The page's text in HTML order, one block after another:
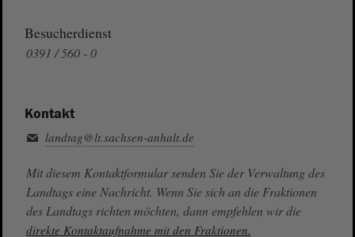
Besucherdienst
0391 / 560 - 0
Kontakt
landtag@lt.sachsen-anhalt.de
Mit diesem Kontaktformular senden Sie der Verwaltung des
Landtags eine Nachricht. Wenn Sie sich an die Fraktionen
des Landtags richten möchten, dann empfehlen wir die
direkte Kontaktaufnahme mit den Fraktionen.